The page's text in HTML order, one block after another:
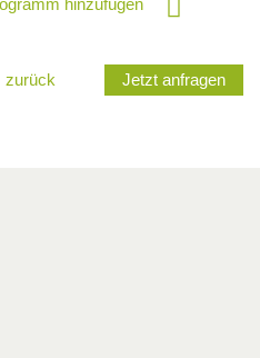
zurück Jetzt anfragen